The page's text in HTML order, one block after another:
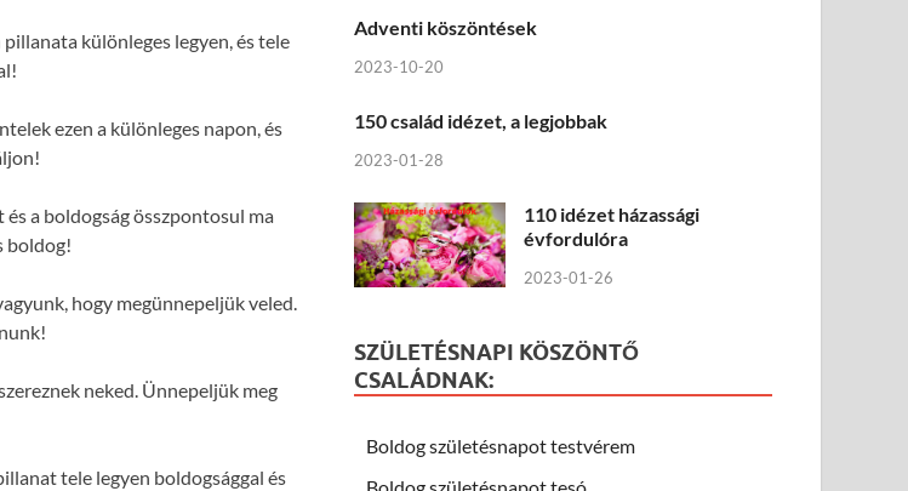
különleges legyen, és tele
ezen a különleges napon, és
a boldogság összpontosul ma
boldog!
hogy megünnepeljük veled.
neked. Ünnepeljük meg
tele legyen boldogsággal és
Adventi köszöntések
2023-10-20
150 család idézet, a legjobbak
2023-01-28
110 idézet házassági
évfordulóra
2023-01-26
SZÜLETÉSNAPI KÖSZÖNTŐ
CSALÁDNAK:
Boldog születésnapot testvérem